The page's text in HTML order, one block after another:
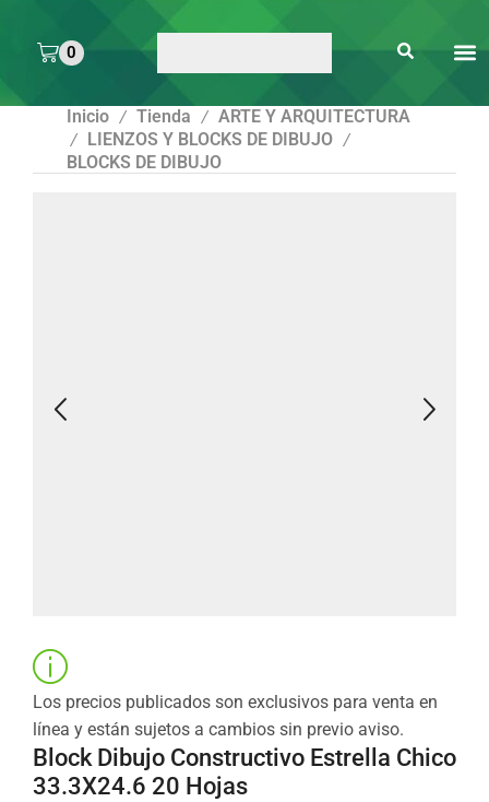
0
Inicio / Tienda / ARTE Y ARQUITECTURA
/ LIENZOS Y BLOCKS DE DIBUJO /
BLOCKS DE DIBUJO
Los precios publicados son exclusivos para venta en
línea y están sujetos a cambios sin previo aviso.
Block Dibujo Constructivo Estrella Chico
33.3X24.6 20 Hojas